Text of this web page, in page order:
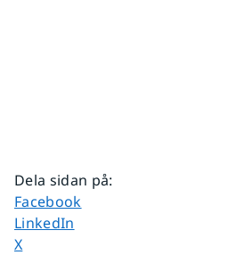
Dela sidan på:
Dela sidan på
Facebook
Dela sidan på
LinkedIn
Dela sidan på
X